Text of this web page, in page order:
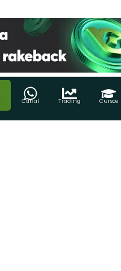
Canal Trading Cursos